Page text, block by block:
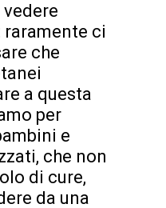
vedere
ci
che
a questa
per
e
che non
di cure,
da una